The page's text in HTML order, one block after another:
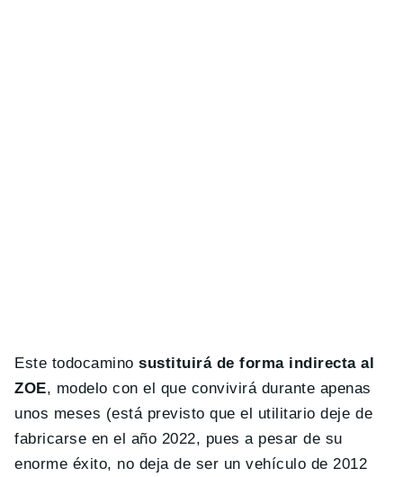
Este todocaminosustituirá de forma indirecta al
ZOE, modelo con el que convivirá durante apenas
unos meses (está previsto que el utilitario deje de
fabricarse en el año 2022, pues a pesar de su
enorme éxito, no deja de ser un vehículo de 2012